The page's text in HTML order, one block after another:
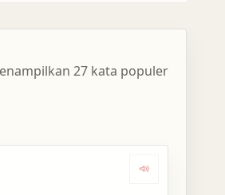
27 kata populer
く Dengarkan